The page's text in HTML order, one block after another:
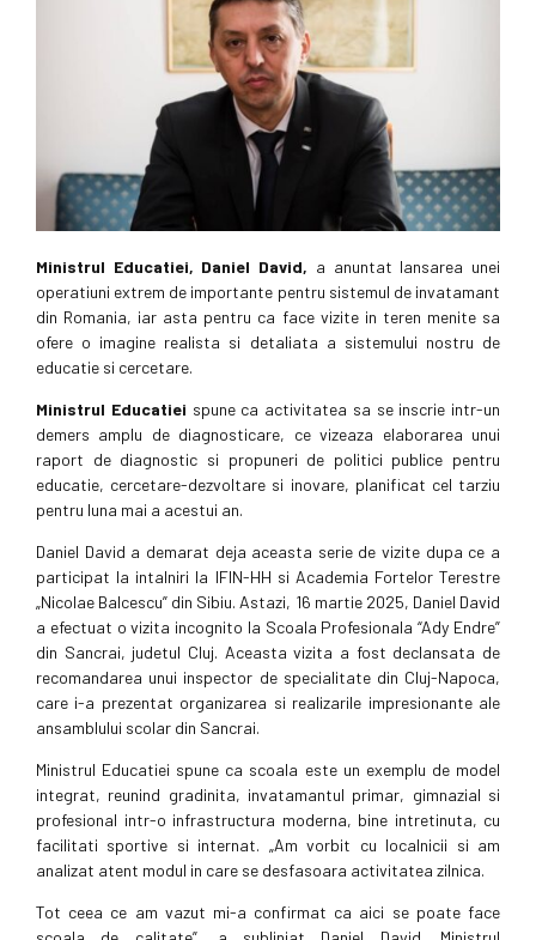
Ministrul Educatiei, Daniel David, a anuntat lansarea unei
operatiuni extrem de importante pentru sistemul de invatamant
din Romania, iar asta pentru ca face vizite in teren menite sa
ofere o imagine realista si detaliata a sistemului nostru de
educatie si cercetare.
Ministrul Educatiei spune ca activitatea sa se inscrie intr-un
demers amplu de diagnosticare, ce vizeaza elaborarea unui
raport de diagnostic si propuneri de politici publice pentru
educatie, cercetare-dezvoltare si inovare, planificat cel tarziu
pentru luna mai a acestui an.
Daniel David a demarat deja aceasta serie de vizite dupa ce a
participat la intalniri la IFIN-HH si Academia Fortelor Terestre
„Nicolae Balcescu” din Sibiu. Astazi, 16 martie 2025, Daniel David
a efectuat o vizita incognito la Scoala Profesionala “Ady Endre”
din Sancrai, judetul Cluj. Aceasta vizita a fost declansata de
recomandarea unui inspector de specialitate din Cluj-Napoca,
care i-a prezentat organizarea si realizarile impresionante ale
ansamblului scolar din Sancrai.
Ministrul Educatiei spune ca scoala este un exemplu de model
integrat, reunind gradinita, invatamantul primar, gimnazial si
profesional intr-o infrastructura moderna, bine intretinuta, cu
facilitati sportive si internat. „Am vorbit cu localnicii si am
analizat atent modul in care se desfasoara activitatea zilnica.
Tot ceea ce am vazut mi-a confirmat ca aici se poate face